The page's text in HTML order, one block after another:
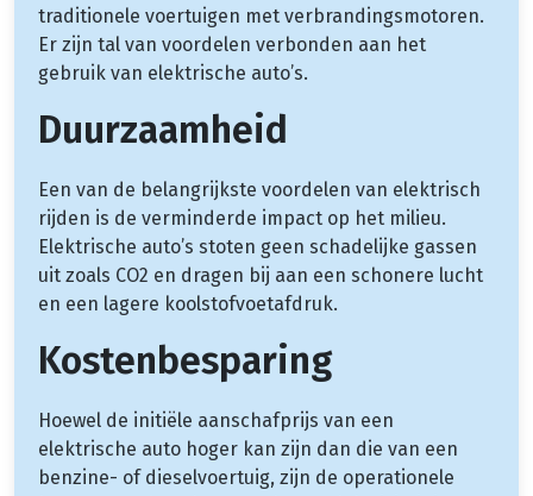
traditionele voertuigen met verbrandingsmotoren.
Er zijn tal van voordelen verbonden aan het
gebruik van elektrische auto’s.
Duurzaamheid
Een van de belangrijkste voordelen van elektrisch
rijden is de verminderde impact op het milieu.
Elektrische auto’s stoten geen schadelijke gassen
uit zoals CO2 en dragen bij aan een schonere lucht
en een lagere koolstofvoetafdruk.
Kostenbesparing
Hoewel de initiële aanschafprijs van een
elektrische auto hoger kan zijn dan die van een
benzine- of dieselvoertuig, zijn de operationele